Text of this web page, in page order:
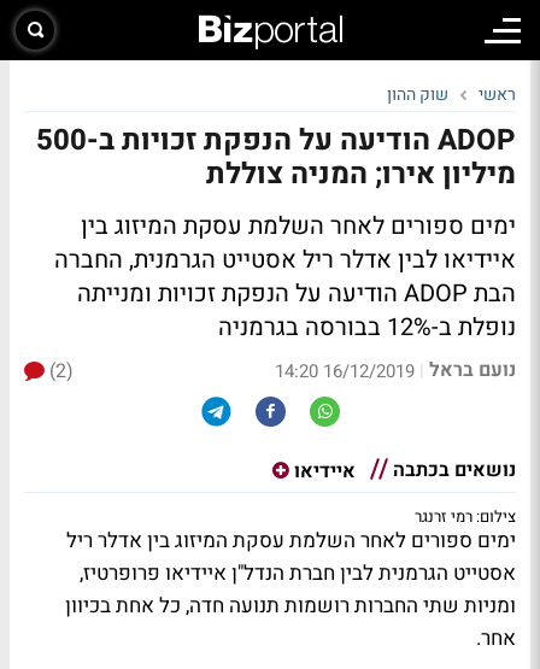
ראשי שוק ההון
ADOP הודיעה על הנפקת זכויות ב-500
מיליון אירו; המניה צוללת
ימים ספורים לאחר השלמת עסקת המיזוג בין
איידיאו לבין אדלר ריל אסטייט הגרמנית, החברה
הבת ADOP הודיעה על הנפקת זכויות ומנייתה
נופלת ב-12% בבורסה בגרמניה
נועם בראל |
16/12/2019 14:20
(2)
נושאים בכתבה איידיאו
צילום: רמי זרנגר
ימים ספורים לאחר השלמת עסקת המיזוג בין אדלר ריל
אסטייט הגרמנית לבין חברת הנדל"ן איידיאו פרופרטיז,
ומניות שתי החברות רושמות תנועה חדה, כל אחת בכיוון
אחר.